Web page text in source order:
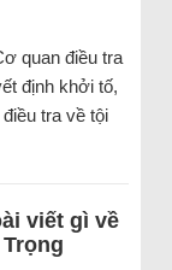
quan điều tra
định khởi tố,
tra về tội
viết gì về